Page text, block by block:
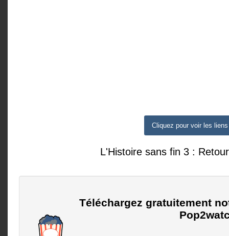
Cliquez pour voir les liens
L'Histoire sans fin 3 :
Téléchargez gratuitement